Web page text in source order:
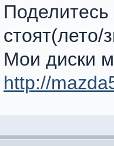
Поделитесь
стоят(лето/
Мои диски
http://